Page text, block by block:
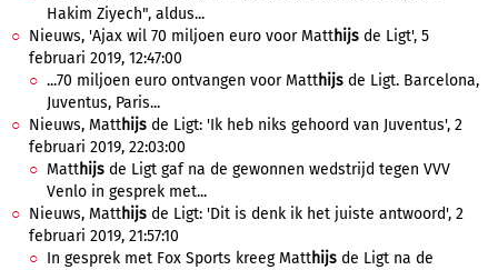
Hakim Ziyech", aldus...
Nieuws, 'Ajax wil 70 miljoen euro voor Matthijs de Ligt', 5
februari 2019, 12:47:00
...70 miljoen euro ontvangen voor Matthijs de Ligt. Barcelona,
Juventus, Paris...
Nieuws, Matthijs de Ligt: 'Ik heb niks gehoord van Juventus', 2
februari 2019, 22:03:00
Matthijs de Ligt gaf na de gewonnen wedstrijd tegen VVV
Venlo in gesprek met...
Nieuws, Matthijs de Ligt: 'Dit is denk ik het juiste antwoord', 2
februari 2019, 21:57:10
In gesprek met Fox Sports kreeg Matthijs de Ligt na de